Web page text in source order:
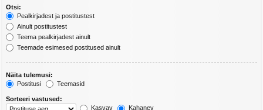
Otsi:
Pealkirjadest ja postitustest
Ainult postitustest
Teema pealkirjadest ainult
Teemade esimesed postitused ainult
Näita tulemusi:
Postitusi
Teemasid
Sorteeri vastused:
Kasvav
Kahanev